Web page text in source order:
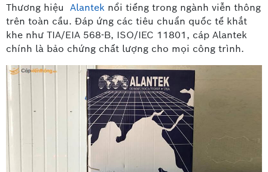
Thương hiệu Alantek nổi tiếng trong ngành viễn thông
trên toàn cầu. Đáp ứng các tiêu chuẩn quốc tế khắt
khe như TIA/EIA 568-B, ISO/IEC 11801, cáp Alantek
chính là bảo chứng chất lượng cho mọi công trình.